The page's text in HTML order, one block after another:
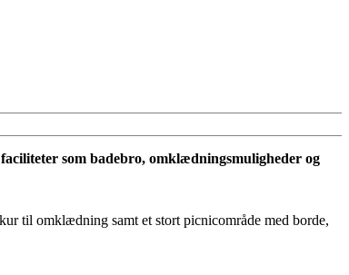
som badebro, omklædningsmuligheder og
til omklædning samt et stort picnicområde med borde,